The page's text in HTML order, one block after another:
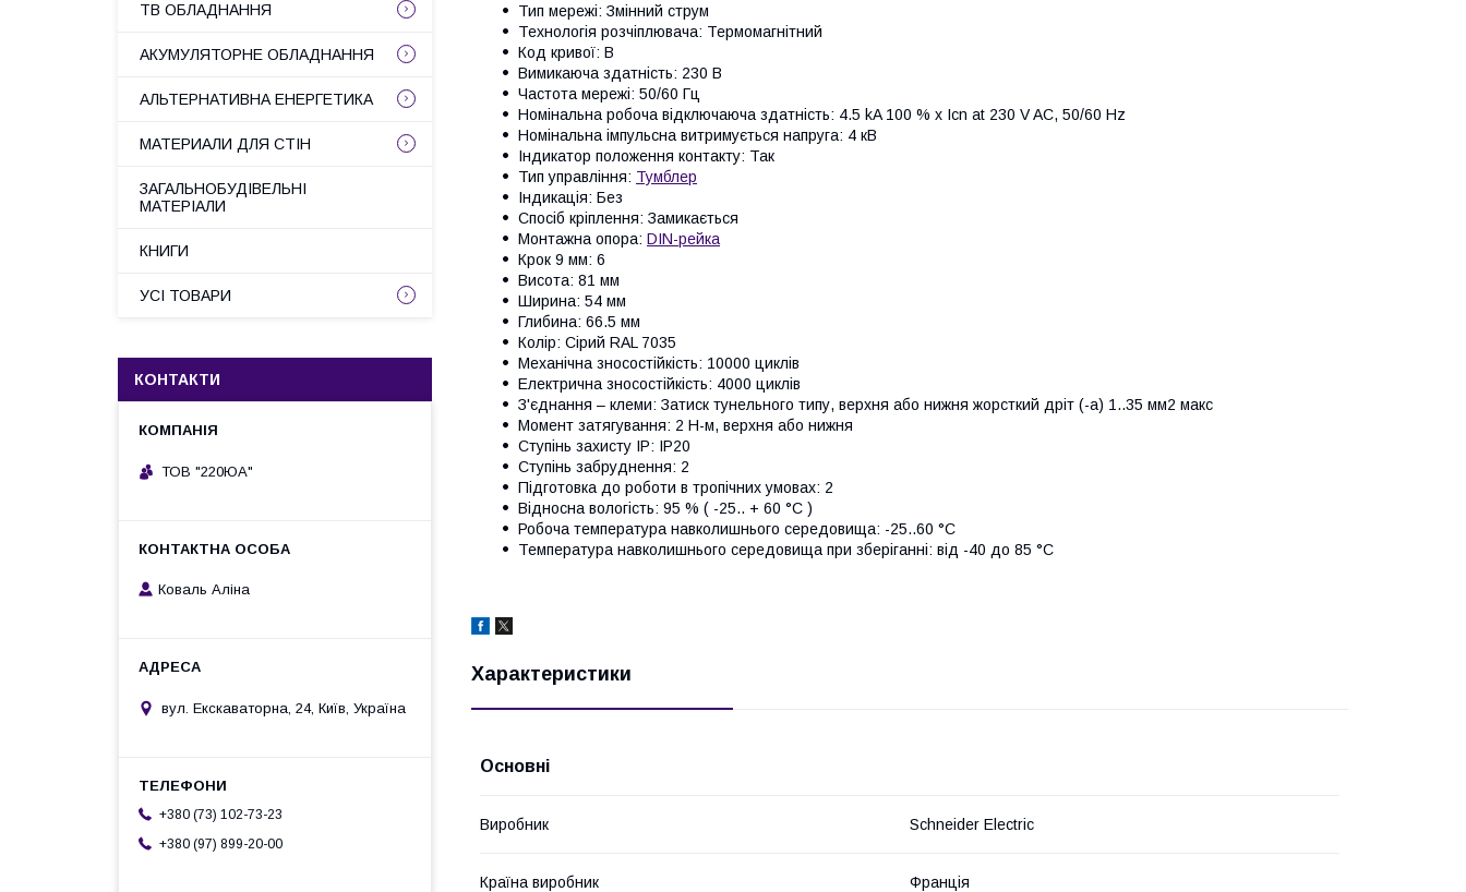
Тип мережі: Змінний струм
Технологія розчіплювача: Термомагнітний
Код кривої: B
Вимикаюча здатність: 230 В
Частота мережі: 50/60 Гц
Номінальна робоча відключаюча здатність: 4.5 kA 100 % x Icn at 230 V AC, 50/60 Hz
Номінальна імпульсна витримується напруга: 4 кВ
Індикатор положення контакту: Так
Тип управління: Тумблер
Індикація: Без
Спосіб кріплення: Замикається
Монтажна опора: DIN-рейка
Крок 9 мм: 6
Висота: 81 мм
Ширина: 54 мм
Глибина: 66.5 мм
Колір: Сірий RAL 7035
Механічна зносостійкість: 10000 циклів
Електрична зносостійкість: 4000 циклів
З'єднання – клеми: Затиск тунельного типу, верхня або нижня жорсткий дріт (-а) 1..35 мм2 макс
Момент затягування: 2 Н-м, верхня або нижня
Ступінь захисту IP: IP20
Ступінь забруднення: 2
Підготовка до роботи в тропічних умовах: 2
Відносна вологість: 95 % ( -25.. + 60 °C )
Робоча температура навколишнього середовища: -25..60 °C
Температура навколишнього середовища при зберіганні: від -40 до 85 °C
Характеристики
Основні
Виробник Schneider Electric
Країна виробник Франція
ТВ ОБЛАДНАННЯ
АКУМУЛЯТОРНЕ ОБЛАДНАННЯ
АЛЬТЕРНАТИВНА ЕНЕРГЕТИКА
МАТЕРИАЛИ ДЛЯ СТІН
ЗАГАЛЬНОБУДІВЕЛЬНІ
МАТЕРІАЛИ
КНИГИ
УСІ ТОВАРИ
КОНТАКТИ
ТОВ "220ЮА"
Коваль Аліна
вул. Екскаваторна, 24, Київ, Україна
+380 (73) 102-73-23
+380 (97) 899-20-00